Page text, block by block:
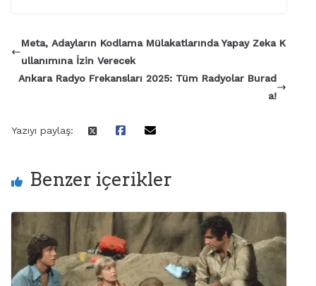
Meta, Adayların Kodlama Mülakatlarında Yapay Zeka K
ullanımına İzin Verecek
Ankara Radyo Frekansları 2025: Tüm Radyolar Burad
a!
Yazıyı paylaş:
Benzer içerikler